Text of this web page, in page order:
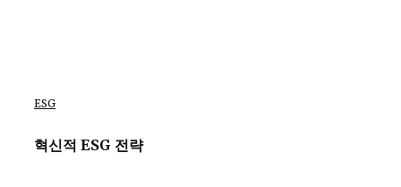
ESG
혁신적 ESG 전략